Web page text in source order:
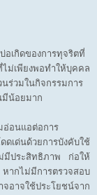
อเกิดของการทุจริตที่
ม่เพียงพอทำให้บุคคล
ร่วมในกิจกรรมการ
มีน้อยมาก
อ่อนแอต่อการ
เด่นด้วยการบังคับใช้
มีประสิทธิภาพ ก่อให้
ากไม่มีการตรวจสอบ
อาจใช้ประโยชน์จาก